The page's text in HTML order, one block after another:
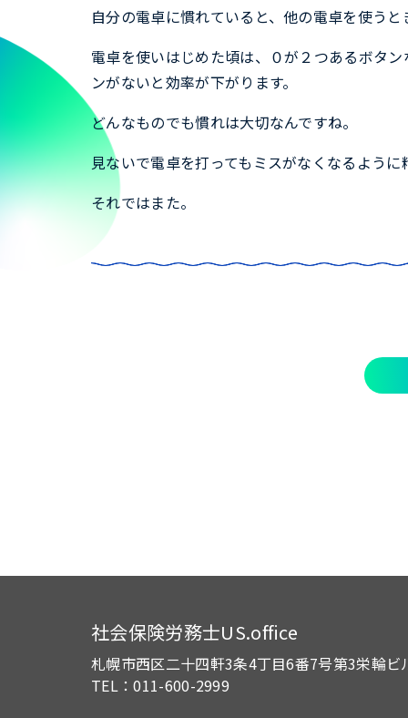
自分の電卓に慣れていると、他の電卓を使う
電卓を使いはじめた頃は、０が２つあるボタ
ンがないと効率が下がります。
どんなものでも慣れは大切なんですね。
見ないで電卓を打ってもミスがなくなるように
それではまた。
社会保険労務士US.office
札幌市西区二十四軒3条4丁目6番7号第3栄輪ビ
TEL：011-600-2999